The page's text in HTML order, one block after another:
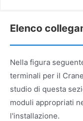
Elenco
Nella figura
terminali per il
studio di questa
moduli appropriati
l'installazione.